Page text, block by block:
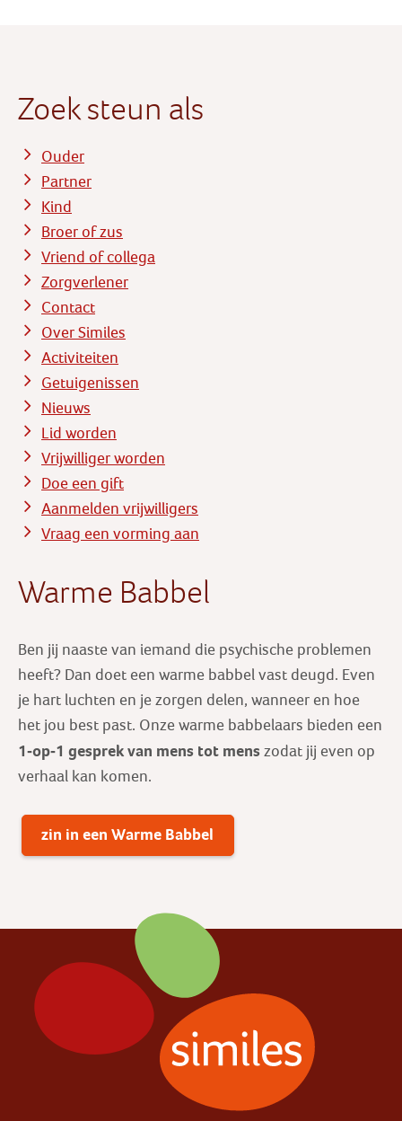
Zoek steun als
Ouder
Partner
Kind
Broer of zus
Vriend of collega
Zorgverlener
Contact
Over Similes
Activiteiten
Getuigenissen
Nieuws
Lid worden
Vrijwilliger worden
Doe een gift
Aanmelden vrijwilligers
Vraag een vorming aan
Warme Babbel
Ben jij naaste van iemand die psychische problemen
heeft? Dan doet een warme babbel vast deugd. Even
je hart luchten en je zorgen delen, wanneer en hoe
het jou best past. Onze warme babbelaars bieden een
1-op-1 gesprek van mens tot mens zodat jij even op
verhaal kan komen.
zin in een Warme Babbel